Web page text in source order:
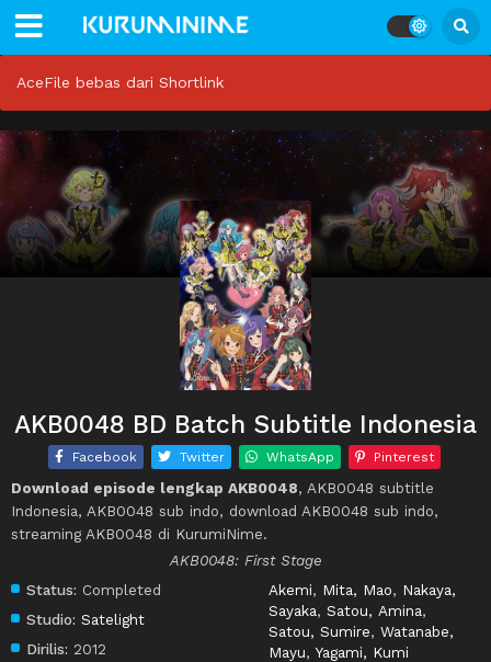
AceFile bebas dari Shortlink
AKB0048 BD Batch Subtitle Indonesia
Facebook Twitter WhatsApp Pinterest
Download episode lengkap AKB0048, AKB0048 subtitle
Indonesia, AKB0048 sub indo, download AKB0048 sub indo,
streaming AKB0048 di KurumiNime.
AKB0048: First Stage
Status: Completed
Studio: Satelight
Dirilis: 2012
Akemi, Mita, Mao, Nakaya,
Sayaka,Satou, Amina,
Satou, Sumire,Watanabe,
Mayu,Yagami, Kumi